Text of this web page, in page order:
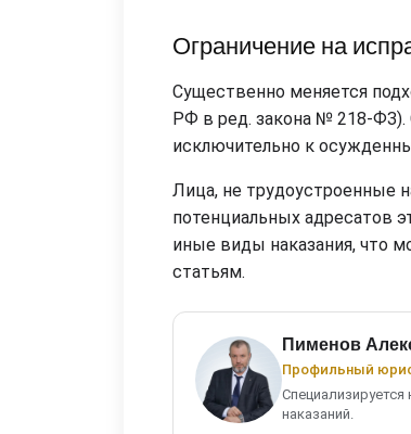
Ограничение на
Существенно меняется
РФ в ред. закона № 218-ФЗ).
исключительно к
Лица, не трудоустроенные
потенциальных адресатов
иные виды наказания, что
статьям.
Пименов
Профильный
наказаний.